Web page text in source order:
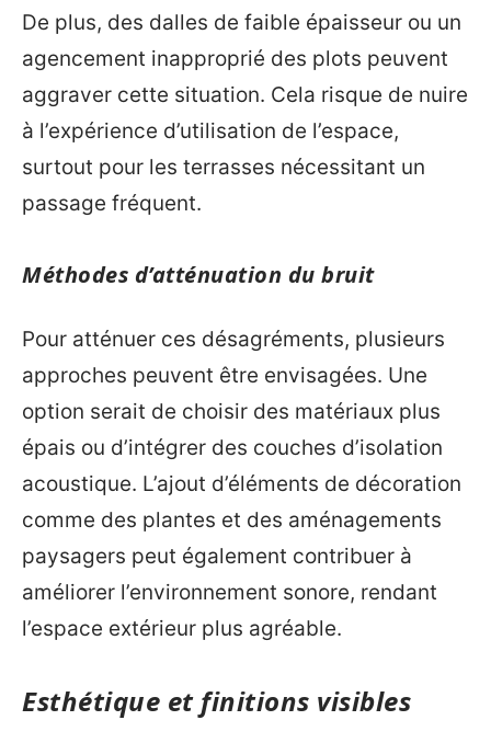
De plus, des dalles de faible épaisseur ou un
agencement inapproprié des plots peuvent
aggraver cette situation. Cela risque de nuire
à l’expérience d’utilisation de l’espace,
surtout pour les terrasses nécessitant un
passage fréquent.
Méthodes d’atténuation du bruit
Pour atténuer ces désagréments, plusieurs
approches peuvent être envisagées. Une
option serait de choisir des matériaux plus
épais ou d’intégrer des couches d’isolation
acoustique. L’ajout d’éléments de décoration
comme des plantes et des aménagements
paysagers peut également contribuer à
améliorer l’environnement sonore, rendant
l’espace extérieur plus agréable.
Esthétique et finitions visibles